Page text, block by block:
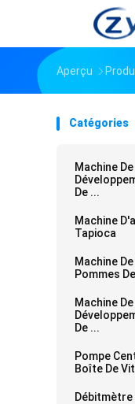
Aperçu
Catégories
Machine De
De ...
Machine
Tapioca
Machine
Pommes
Machine De
De ...
Pompe
Boîte De